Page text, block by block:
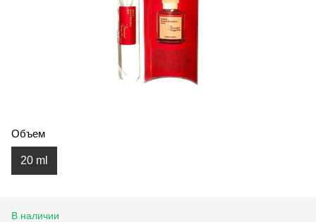
Объем
20 ml
В наличии